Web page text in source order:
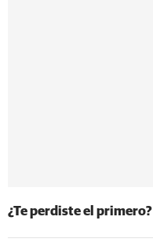
¿Te perdiste el primero?